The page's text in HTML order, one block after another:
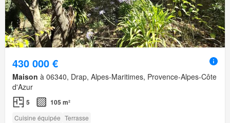
430 000 €
Maison à 06340, Drap, Alpes-Maritimes, Provence-Alpes-Côte
d'Azur
5 105 m²
Cuisine équipée Terrasse